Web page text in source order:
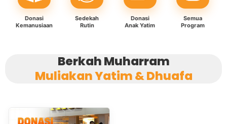
Donasi
Kemanusiaan
Sedekah
Rutin
Donasi
Anak Yatim
Semua
Program
Berkah Muharram
Muliakan Yatim & Dhuafa